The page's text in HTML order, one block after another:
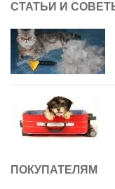
СТАТЬИ И
ПОКУПАТЕЛЯМ